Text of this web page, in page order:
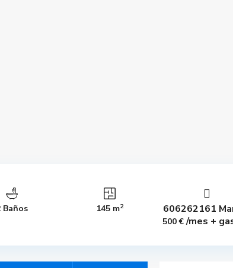
Baños 145 m2 606262161
500 €/mes +